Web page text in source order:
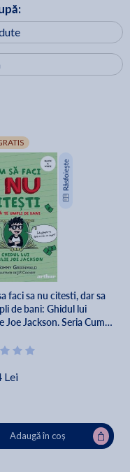
faci sa nu citesti, dar sa
de bani: Ghidul lui
Joe Jackson. Seria Cum
Greenwald
Lei
Adaugă în coș